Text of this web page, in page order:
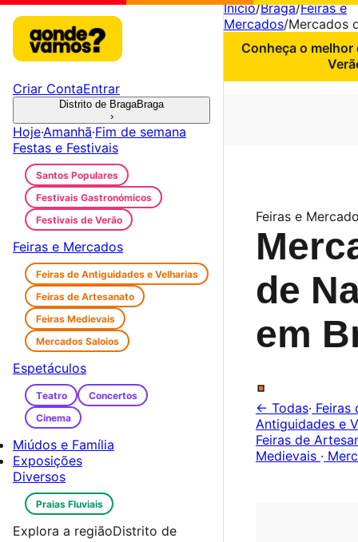
Início/Braga/Feiras e
Mercados/Mercados
Conheça o melhor
Feiras e
de
em
.
← Todas· Feiras
Antiguidades e
Feiras de
Medievais ·
Criar ContaEntrar
Distrito de BragaBraga
›
Hoje·Amanhã·Fim de semana
Festas e Festivais
Santos Populares
Festivais Gastronómicos
Festivais de Verão
Feiras e Mercados
Feiras de Antiguidades e Velharias
Feiras de Artesanato
Feiras Medievais
Mercados Saloios
Espetáculos
Teatro
Concertos
Cinema
Miúdos e Família
Exposições
Diversos
Praias Fluviais
Explora a regiãoDistrito de